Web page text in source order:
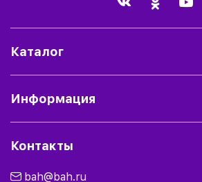
Каталог
Информация
Контакты
bah@bah.ru